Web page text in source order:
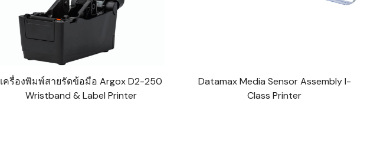
เครื่องพิมพ์สายรัดข้อมือ Argox D2-250
Wristband & Label Printer
Datamax Media Sensor Assembly I-
Class Printer